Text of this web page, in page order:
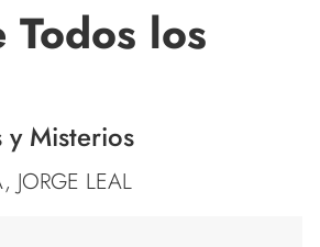
Todos los
y Misterios
JORGE LEAL